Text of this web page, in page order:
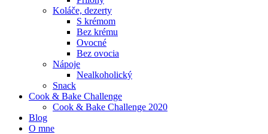
Koláče, dezerty
S krémom
Bez krému
Ovocné
Bez ovocia
Nápoje
Nealkoholický
Snack
Cook & Bake Challenge
Cook & Bake Challenge 2020
Blog
O mne